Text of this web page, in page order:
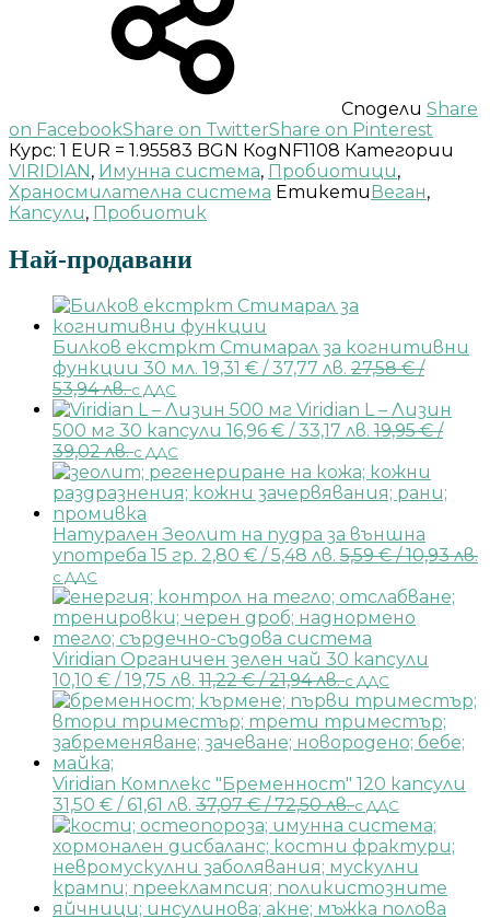
Сподели Share
on FacebookShare on TwitterShare on Pinterest
Курс: 1 EUR = 1.95583 BGN КодNF1108 Категории
VIRIDIAN, Имунна система, Пробиотици,
Храносмилателна система ЕтикетиВеган,
Капсули, Пробиотик
Най-продавани
Билков екстркт Стимарал за когнитивни
функции 30 мл. 19,31 € / 37,77 лв. 27,58€/
53,94 лв.с ДДС
Viridian L – Лизин
500 мг 30 капсули 16,96 € / 33,17 лв. 19,95€/
39,02 лв.с ДДС
Натурален Зеолит на пудра за външна
употреба 15 гр. 2,80 € / 5,48 лв. 5,59€/ 10,93 лв.
с ДДС
Viridian Органичен зелен чай 30 капсули
10,10 € / 19,75 лв. 11,22€/ 21,94 лв.с ДДС
Viridian Комплекс "Бременност" 120 капсули
31,50 € / 61,61 лв. 37,07€/ 72,50 лв.с ДДС